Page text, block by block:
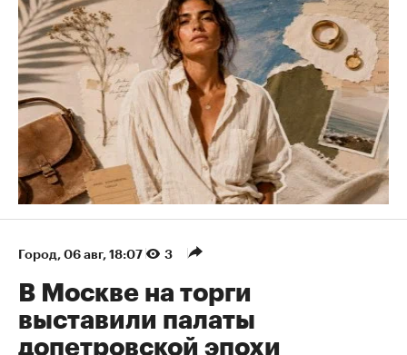
Город⁠, 06 авг, 18:07 3
В Москве на торги
выставили палаты
допетровской эпохи